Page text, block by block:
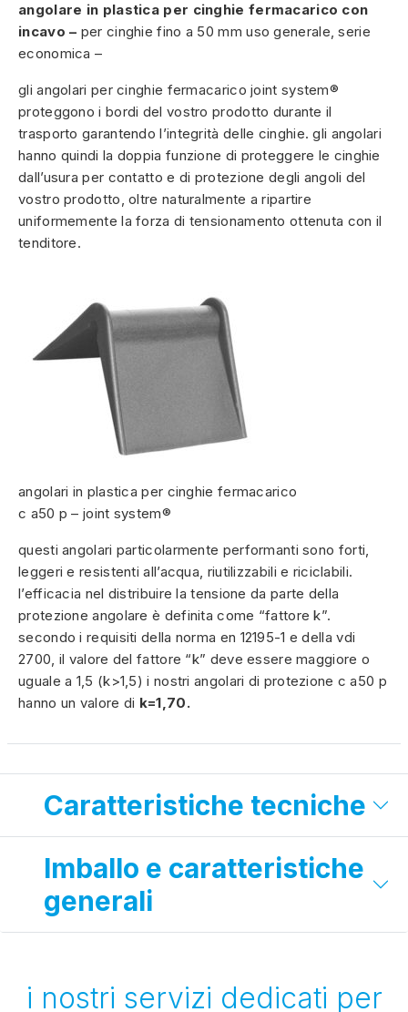
angolare in plastica per cinghie fermacarico con
incavo – per cinghie fino a 50 mm uso generale, serie
economica –
gli angolari per cinghie fermacarico joint system®
proteggono i bordi del vostro prodotto durante il
trasporto garantendo l’integrità delle cinghie. gli angolari
hanno quindi la doppia funzione di proteggere le cinghie
dall’usura per contatto e di protezione degli angoli del
vostro prodotto, oltre naturalmente a ripartire
uniformemente la forza di tensionamento ottenuta con il
tenditore.
angolari in plastica per cinghie fermacarico
c a50 p – joint system®
questi angolari particolarmente performanti sono forti,
leggeri e resistenti all’acqua, riutilizzabili e riciclabili.
l’efficacia nel distribuire la tensione da parte della
protezione angolare è definita come “fattore k”.
secondo i requisiti della norma en 12195-1 e della vdi
2700, il valore del fattore “k” deve essere maggiore o
uguale a 1,5 (k>1,5) i nostri angolari di protezione c a50 p
hanno un valore di k=1,70.
Caratteristiche tecniche
Imballo e caratteristiche
generali
i nostri servizi dedicati per